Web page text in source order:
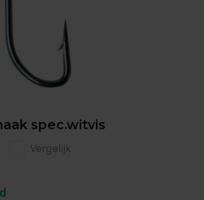
spec.witvis
Vergelijk